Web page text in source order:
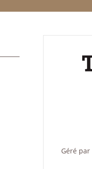
Géré par